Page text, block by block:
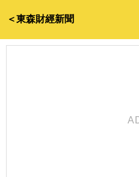
＜東森財經新聞